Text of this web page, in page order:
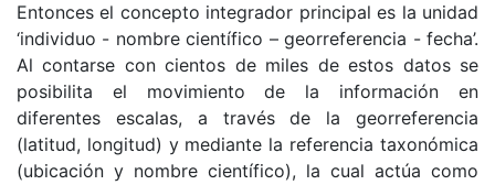
Entonces el concepto integrador principal es la unidad
‘individuo - nombre científico – georreferencia - fecha’.
Al contarse con cientos de miles de estos datos se
posibilita el movimiento de la información en
diferentes escalas, a través de la georreferencia
(latitud, longitud) y mediante la referencia taxonómica
(ubicación y nombre científico), la cual actúa como